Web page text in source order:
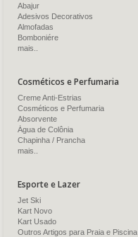
Abajur
Adesivos Decorativos
Almofadas
Bomboniére
mais..
Cosméticos e Perfumaria
Creme Anti-Estrias
Cosméticos e Perfumaria
Absorvente
Água de Colônia
Chapinha / Prancha
mais..
Esporte e Lazer
Jet Ski
Kart Novo
Kart Usado
Outros Artigos para Praia e Piscina